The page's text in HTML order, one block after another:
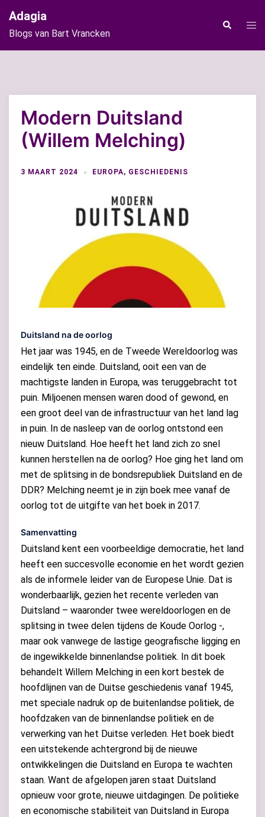
naar
de
inhoud
Adagia
Blogs van Bart Vrancken
Zoeken
Modern Duitsland
(Willem Melching)
3 MAART 2024 EUROPA, GESCHIEDENIS
Duitsland na de oorlog
Het jaar was 1945, en de Tweede Wereldoorlog was
eindelijk ten einde. Duitsland, ooit een van de
machtigste landen in Europa, was teruggebracht tot
puin. Miljoenen mensen waren dood of gewond, en
een groot deel van de infrastructuur van het land lag
in puin. In de nasleep van de oorlog ontstond een
nieuw Duitsland. Hoe heeft het land zich zo snel
kunnen herstellen na de oorlog? Hoe ging het land om
met de splitsing in de bondsrepubliek Duitsland en de
DDR? Melching neemt je in zijn boek mee vanaf de
oorlog tot de uitgifte van het boek in 2017.
Samenvatting
Duitsland kent een voorbeeldige democratie, het land
heeft een succesvolle economie en het wordt gezien
als de informele leider van de Europese Unie. Dat is
wonderbaarlijk, gezien het recente verleden van
Duitsland – waaronder twee wereldoorlogen en de
splitsing in twee delen tijdens de Koude Oorlog -,
maar ook vanwege de lastige geografische ligging en
de ingewikkelde binnenlandse politiek. In dit boek
behandelt Willem Melching in een kort bestek de
hoofdlijnen van de Duitse geschiedenis vanaf 1945,
met speciale nadruk op de buitenlandse politiek, de
hoofdzaken van de binnenlandse politiek en de
verwerking van het Duitse verleden. Het boek biedt
een uitstekende achtergrond bij de nieuwe
ontwikkelingen die Duitsland en Europa te wachten
staan. Want de afgelopen jaren staat Duitsland
opnieuw voor grote, nieuwe uitdagingen. De politieke
en economische stabiliteit van Duitsland in Europa